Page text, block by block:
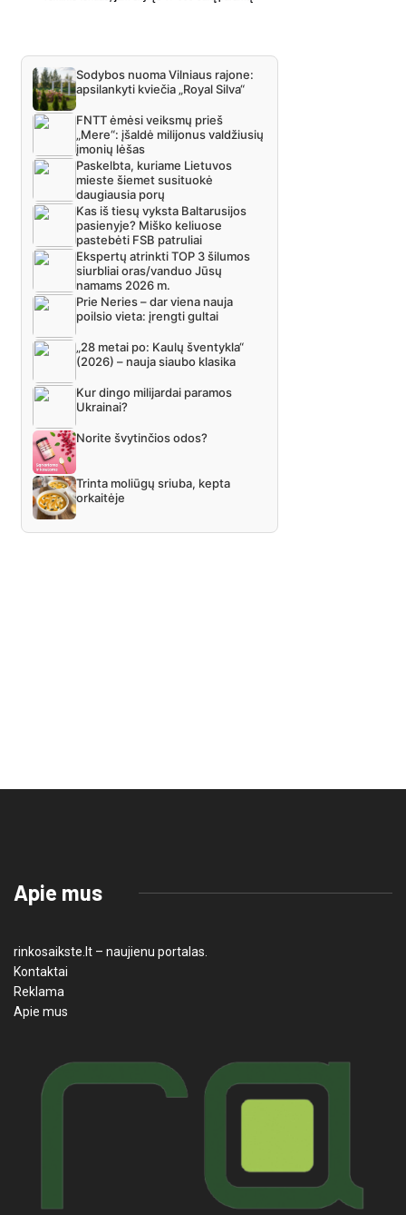
Apie mus
rinkosaikste.lt – naujienu portalas.
Kontaktai
Reklama
Apie mus